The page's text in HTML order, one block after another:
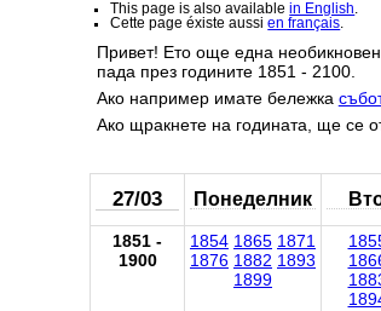
This page is also availablein English
Cette page éxiste aussien français
Привет! Ето още една
пада през годините 1851 - 2100.
Ако например имате бележка
Ако щракнете на годината, ще се
27/03 Понеделник
1851 -
1900
1854 1865 1871
1876 1882 1893
1899